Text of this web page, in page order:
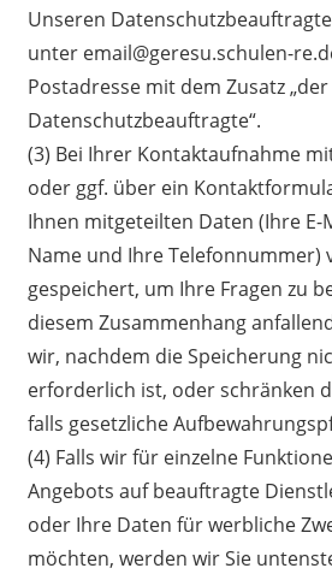
Unseren
unter email@geresu.schulen-
Postadresse mit dem Zusatz „der
Datenschutzbeauftragte“.
(3) Bei Ihrer Kontaktaufnahme
oder ggf. über ein
Ihnen mitgeteilten Daten (Ihre E-
Name und Ihre Telefonnummer)
gespeichert, um Ihre Fragen zu
diesem Zusammenhang
wir, nachdem die Speicherung
erforderlich ist, oder schränken
falls gesetzliche
(4) Falls wir für einzelne
Angebots auf beauftragte
oder Ihre Daten für werbliche
möchten, werden wir Sie